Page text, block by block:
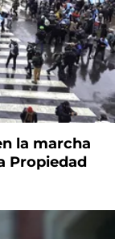
la marcha
Propiedad